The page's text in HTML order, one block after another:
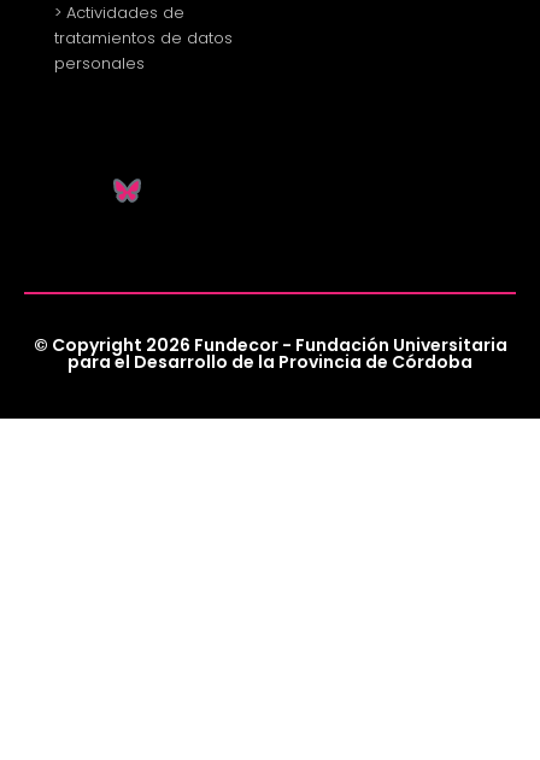
> Actividades de
tratamientos de datos
personales
© Copyright 2026 Fundecor - Fundación Universitaria
para el Desarrollo de la Provincia de Córdoba